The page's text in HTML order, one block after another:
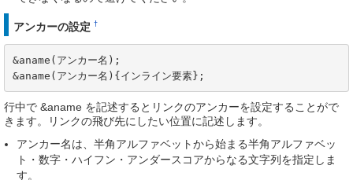
アンカーの設定 †
&aname(アンカー名);
&aname(アンカー名){インライン要素};
行中で &aname を記述するとリンクのアンカーを設定することがで
きます。リンクの飛び先にしたい位置に記述します。
アンカー名は、半角アルファベットから始まる半角アルファベッ
ト・数字・ハイフン・アンダースコアからなる文字列を指定しま
す。